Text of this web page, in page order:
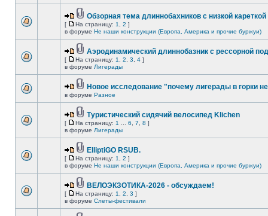
Обзорная тема длиннобахников с низкой кареткой
[ На страницу: 1 2 ]
в форуме Не наши конструкции (Европа, Америка и прочие буржуи)
Аэродинамический длиннобазник с рессорной
[ На страницу: 1 2 3 4 ]
в форуме Лигерады
Новое исследование "почему лигерады в горки
в форуме Разное
Туристический сидячий велосипед Klichen
[ На страницу: 1 6 7 8 ]
в форуме Лигерады
ElliptiGO RSUB.
[ На страницу: 1 2 ]
в форуме Не наши конструкции (Европа, Америка и прочие буржуи)
ВЕЛОЭКЗОТИКА-2026 - обсуждаем!
[ На страницу: 1 2 3 ]
в форуме Слеты-фестивали